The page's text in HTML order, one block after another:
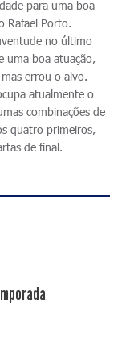
para uma boa
Rafael Porto.
no último
uma boa atuação,
errou o alvo.
atualmente o
combinações de
quatro primeiros,
de final.